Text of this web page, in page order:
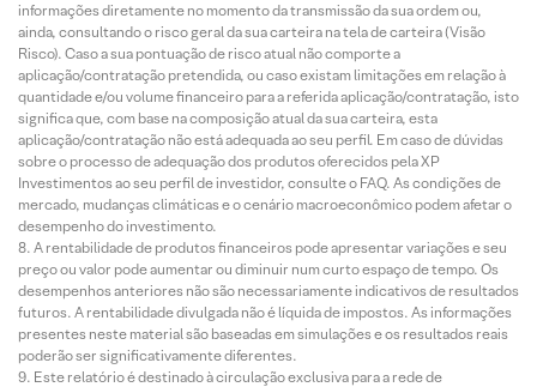
informações diretamente no momento da transmissão da sua ordem ou,
ainda, consultando o risco geral da sua carteira na tela de carteira (Visão
Risco). Caso a sua pontuação de risco atual não comporte a
aplicação/contratação pretendida, ou caso existam limitações em relação à
quantidade e/ou volume financeiro para a referida aplicação/contratação, isto
significa que, com base na composição atual da sua carteira, esta
aplicação/contratação não está adequada ao seu perfil. Em caso de dúvidas
sobre o processo de adequação dos produtos oferecidos pela XP
Investimentos ao seu perfil de investidor, consulte o FAQ. As condições de
mercado, mudanças climáticas e o cenário macroeconômico podem afetar o
desempenho do investimento.
A rentabilidade de produtos financeiros pode apresentar variações e seu
preço ou valor pode aumentar ou diminuir num curto espaço de tempo. Os
desempenhos anteriores não são necessariamente indicativos de resultados
futuros. A rentabilidade divulgada não é líquida de impostos. As informações
presentes neste material são baseadas em simulações e os resultados reais
poderão ser significativamente diferentes.
Este relatório é destinado à circulação exclusiva para a rede de